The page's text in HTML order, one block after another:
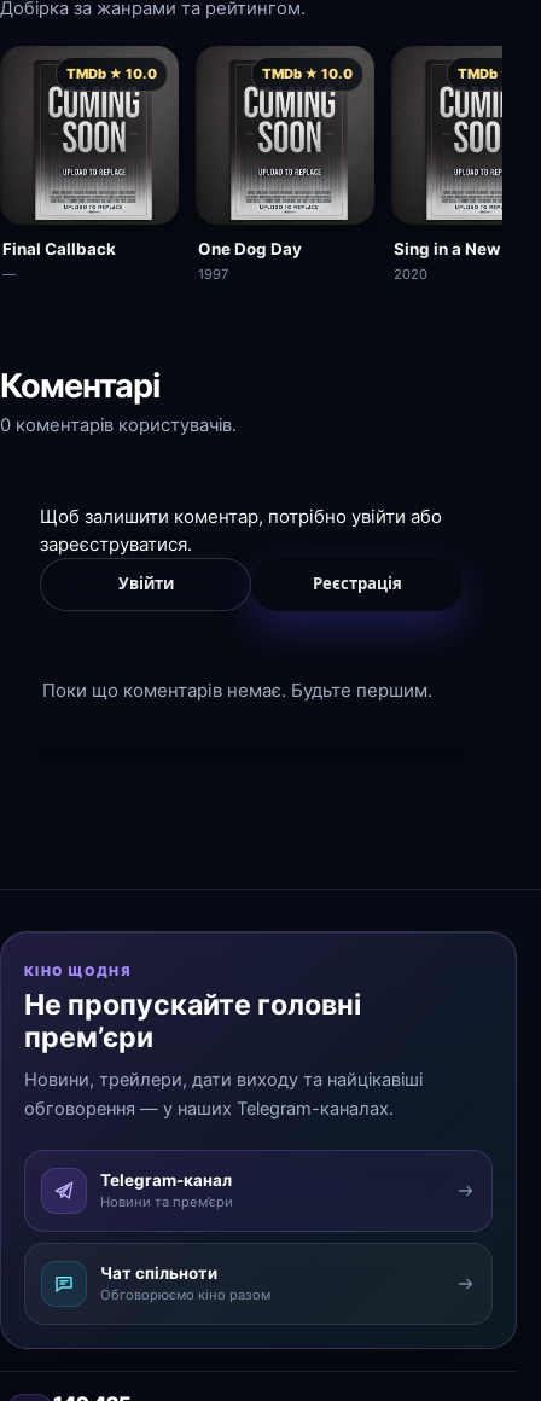
Добірка за жанрами та рейтингом.
TMDb ★ 10.0
Final Callback
—
TMDb ★ 10.0
One Dog Day
1997
TMDb ★
Sing in a New Year
2020
Коментарі
0 коментарів користувачів.
Щоб залишити коментар, потрібно увійти або
зареєструватися.
Увійти Реєстрація
Поки що коментарів немає. Будьте першим.
КІНО ЩОДНЯ
Не пропускайте головні
прем’єри
Новини, трейлери, дати виходу та найцікавіші
обговорення — у наших Telegram-каналах.
Telegram-канал
Новини та прем’єри
Чат спільноти
Обговорюємо кіно разом